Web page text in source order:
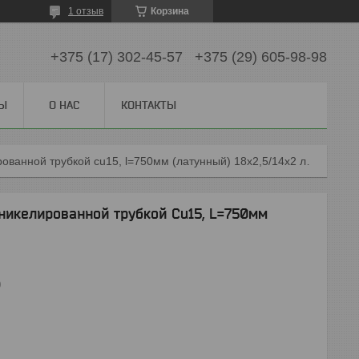
Корзина
1 отзыв
+375 (17) 302-45-57 +375 (29) 605-98-98
О НАС КОНТАКТЫ
трубкой Cu15, L=750мм